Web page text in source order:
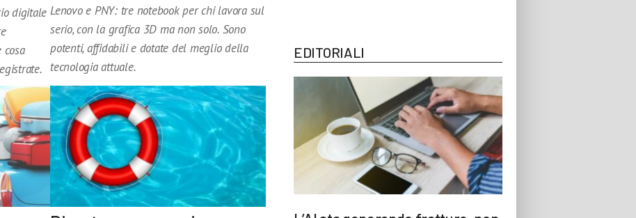
digitale
cosa
Lenovo e PNY: tre notebook per chi lavora sul
serio, con la grafica 3D ma non solo. Sono
potenti, affidabili e dotate del meglio della
tecnologia attuale.
EDITORIALI